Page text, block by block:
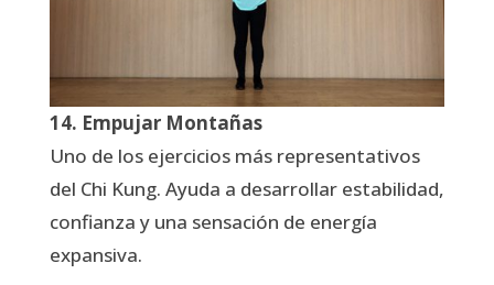
14. Empujar Montañas
Uno de los ejercicios más representativos
del Chi Kung. Ayuda a desarrollar estabilidad,
confianza y una sensación de energía
expansiva.